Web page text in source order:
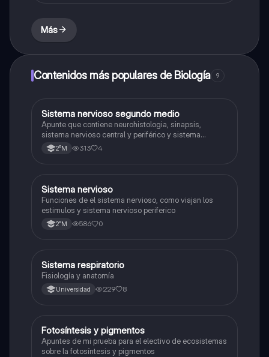
Más
Contenidos más populares de Biología 9
Biología
Sistema nervioso segundo medio
Apunte que contiene neurohistologia, sinapsis,
sistema nervioso central y periférico y sistema
endocrino
2°M 313 4
SBiología
Sistema nervioso
Funciones de el sistema nervioso, como viajan los
estimulos y sistema nervioso periferico
2°M 586 0
Biología
Sistema respiratorio
Fisiología y anatomía
Universidad 229 8
Biología
Fotosíntesis y pigmentos
Apuntes de mi prueba para el electivo de ecosistemas
sobre la fotosíntesis y pigmentos